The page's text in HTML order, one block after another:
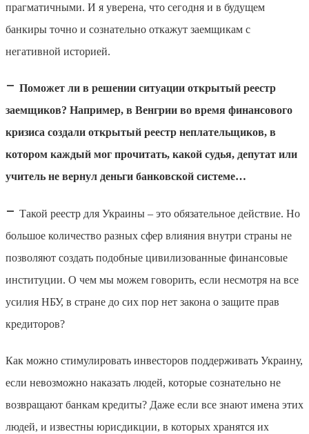
прагматичными. И я уверена, что сегодня и в будущем
банкиры точно и сознательно откажут заемщикам с
негативной историей.
– Поможет ли в решении ситуации открытый реестр
заемщиков? Например, в Венгрии во время финансового
кризиса создали открытый реестр неплательщиков, в
котором каждый мог прочитать, какой судья, депутат или
учитель не вернул деньги банковской системе…
– Такой реестр для Украины – это обязательное действие. Но
большое количество разных сфер влияния внутри страны не
позволяют создать подобные цивилизованные финансовые
институции. О чем мы можем говорить, если несмотря на все
усилия НБУ, в стране до сих пор нет закона о защите прав
кредиторов?
Как можно стимулировать инвесторов поддерживать Украину,
если невозможно наказать людей, которые сознательно не
возвращают банкам кредиты? Даже если все знают имена этих
людей, и известны юрисдикции, в которых хранятся их